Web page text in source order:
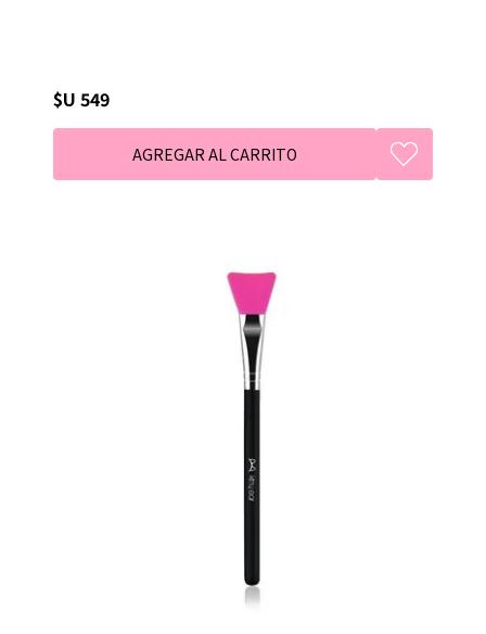
$U 549